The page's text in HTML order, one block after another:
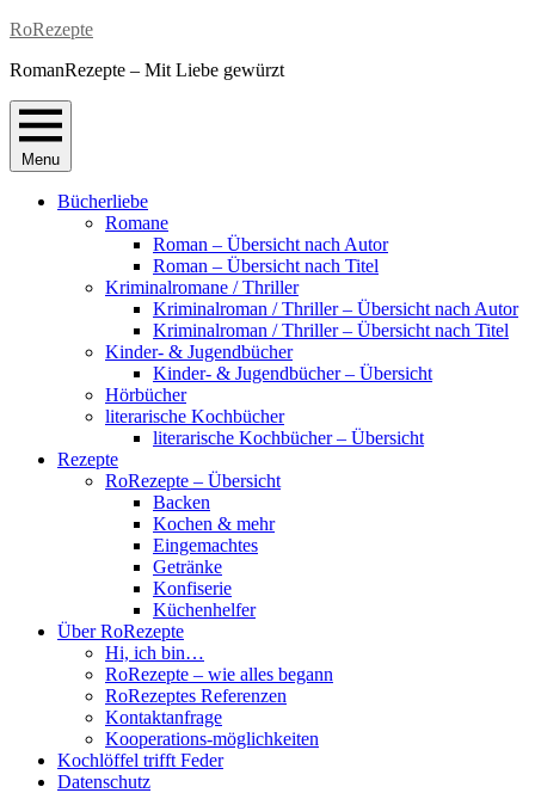
Skip
content
RoRezepte
RomanRezepte – Mit Liebe gewürzt
Menu
Bücherliebe
Romane
Roman – Übersicht nach Autor
Roman – Übersicht nach Titel
Kriminalromane / Thriller
Kriminalroman / Thriller – Übersicht nach Autor
Kriminalroman / Thriller – Übersicht nach Titel
Kinder- & Jugendbücher
Kinder- & Jugendbücher – Übersicht
Hörbücher
literarische Kochbücher
literarische Kochbücher – Übersicht
Rezepte
RoRezepte – Übersicht
Backen
Kochen & mehr
Eingemachtes
Getränke
Konfiserie
Küchenhelfer
Über RoRezepte
Hi, ich bin…
RoRezepte – wie alles begann
RoRezeptes Referenzen
Kontaktanfrage
Kooperations-möglichkeiten
Kochlöffel trifft Feder
Datenschutz